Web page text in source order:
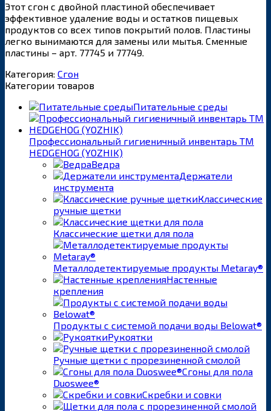
Этот сгон с двойной пластиной обеспечивает
эффективное удаление воды и остатков пищевых
продуктов со всех типов покрытий полов. Пластины
легко вынимаются для замены или мытья. Сменные
пластины – арт. 77745 и 77749.
Категория: Сгон
Категории товаров
Питательные среды
Профессиональный гигиеничный инвентарь ТМ
HEDGEHOG (YOZHIK)
Ведра
Держатели
инструмента
Классические
ручные щетки
Классические щетки для пола
Металлодетектируемые продукты Metaray®
Настенные
крепления
Продукты с системой подачи воды Belowat®
Рукоятки
Ручные щетки с прорезиненной смолой
Сгоны для пола
Duoswee®
Скребки и совки